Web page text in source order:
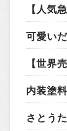
【人気
可愛い
【世界
内装塗
さとう